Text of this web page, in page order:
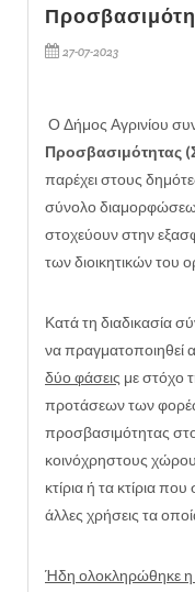
27-07-2023
Ο Δήμος Αγρινίου
Προσβασιμότητας
παρέχει στους
σύνολο
στοχεύουν στην
των διοικητικών του
Κατά τη διαδικασία
να πραγματοποιηθεί
δύο φάσεις με στόχο
προτάσεων των
προσβασιμότητας
κοινόχρηστους
κτίρια ή τα κτίρια
άλλες χρήσεις τα
Ήδη ολοκληρώθηκε η